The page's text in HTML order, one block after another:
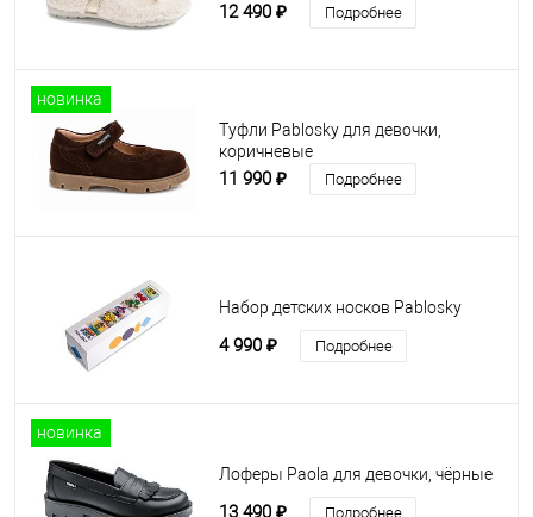
12 490 ₽ Подробнее
новинка
Туфли Pablosky для девочки,
коричневые
11 990 ₽ Подробнее
Набор детских носков Pablosky
4 990 ₽ Подробнее
новинка
Лоферы Paola для девочки, чёрные
13 490 ₽ Подробнее